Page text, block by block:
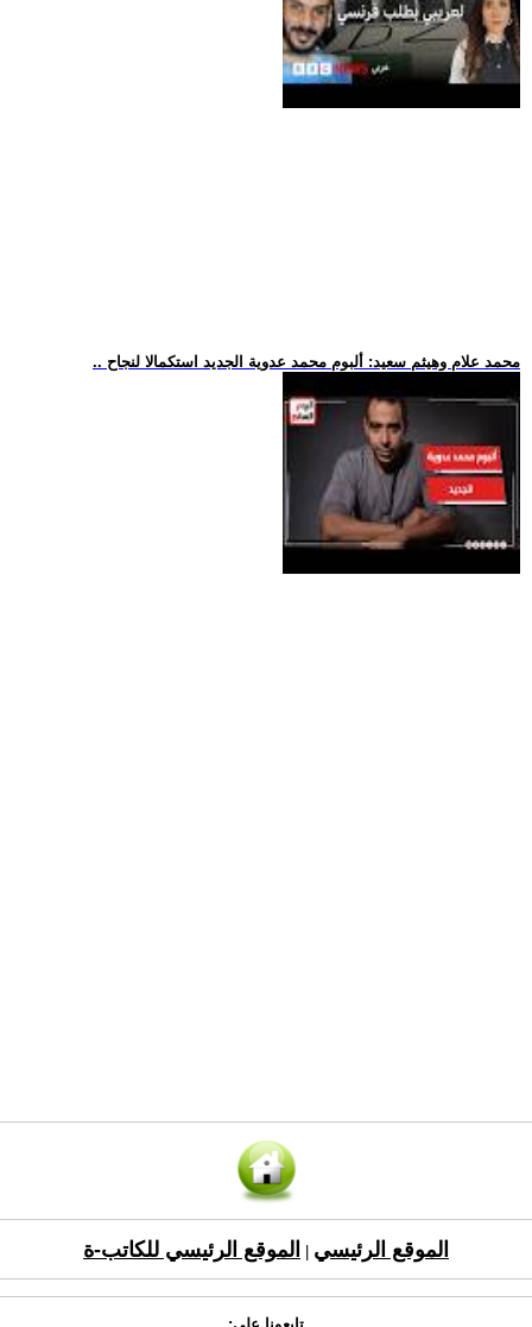
.. محمد علام وهيثم سعيد: ألبوم محمد عدوية الجديد استكمالا لنجاح
الموقع الرئيسي الموقع الرئيسي للكاتب-ة